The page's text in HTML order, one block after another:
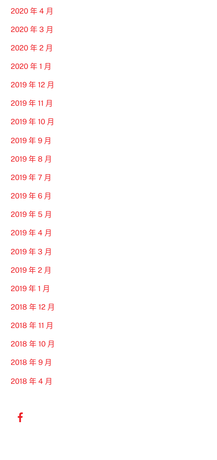
2020 年 4 月
2020 年 3 月
2020 年 2 月
2020 年 1 月
2019 年 12 月
2019 年 11 月
2019 年 10 月
2019 年 9 月
2019 年 8 月
2019 年 7 月
2019 年 6 月
2019 年 5 月
2019 年 4 月
2019 年 3 月
2019 年 2 月
2019 年 1 月
2018 年 12 月
2018 年 11 月
2018 年 10 月
2018 年 9 月
2018 年 4 月